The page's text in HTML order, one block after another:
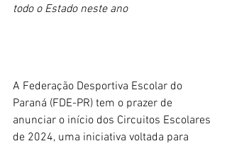
todo o Estado neste ano
A Federação Desportiva Escolar do
Paraná (FDE-PR) tem o prazer de
anunciar o início dos Circuitos Escolares
de 2024, uma iniciativa voltada para